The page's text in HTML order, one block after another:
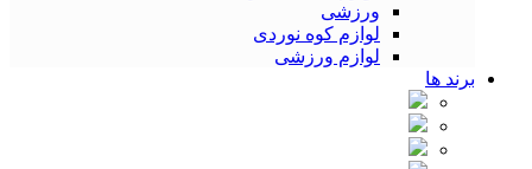
ورزشی
لوازم کوه نوردی
لوازم ورزشی
برند ها